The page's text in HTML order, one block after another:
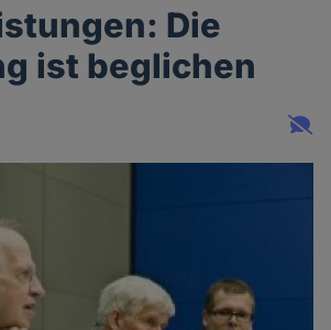
Die
ist beglichen